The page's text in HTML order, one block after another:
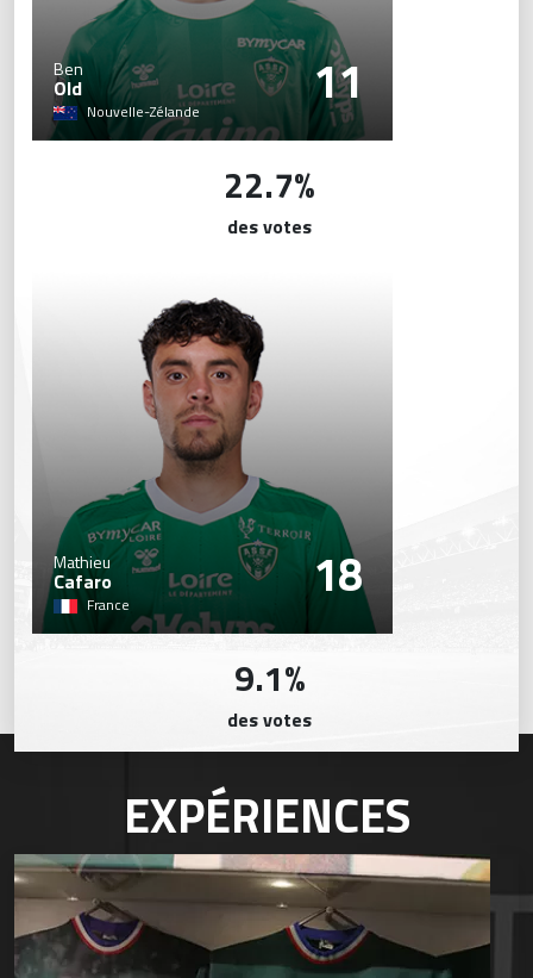
11
Ben
Old
Nouvelle-Zélande
18
Mathieu
Cafaro
France
22.7%
des votes
9.1%
des votes
EXPÉRIENCES